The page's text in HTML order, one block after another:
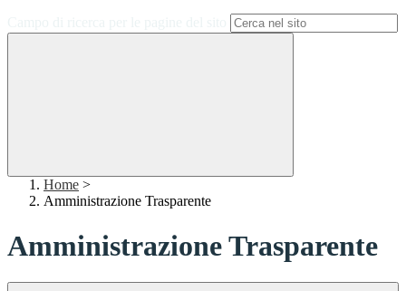
Home >
Amministrazione Trasparente
Amministrazione Trasparente